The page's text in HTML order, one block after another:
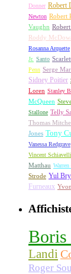
Donner Robert
Newton Robert
Vaughn
Roddy
Rosanna Arquette
Jr. Santo
Penn Serge
Sidney Poitier
Loren Stanley
McQueen
Stallone Telly
Thomas
Jones Tony
Vanessa Redgrave
Vincent Schiavelli
Matthau Warren
Strode Yul
Furneaux
Boris
Landi
Roger